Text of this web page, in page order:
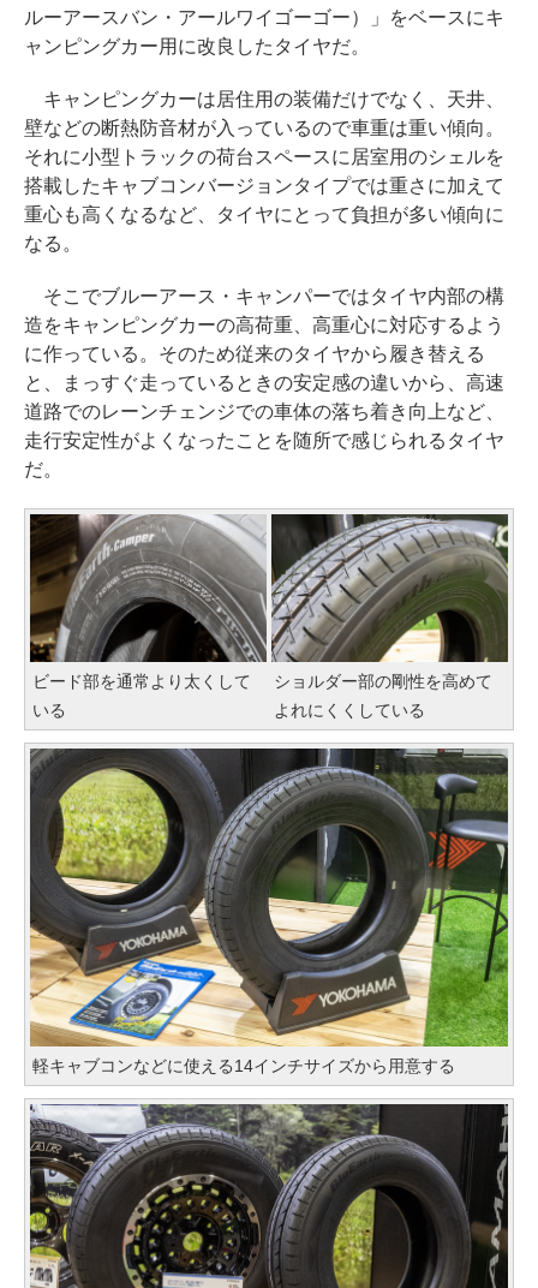
ルーアースバン・アールワイゴーゴー）」をベースにキ
ャンピングカー用に改良したタイヤだ。
キャンピングカーは居住用の装備だけでなく、天井、
壁などの断熱防音材が入っているので車重は重い傾向。
それに小型トラックの荷台スペースに居室用のシェルを
搭載したキャブコンバージョンタイプでは重さに加えて
重心も高くなるなど、タイヤにとって負担が多い傾向に
なる。
そこでブルーアース・キャンパーではタイヤ内部の構
造をキャンピングカーの高荷重、高重心に対応するよう
に作っている。そのため従来のタイヤから履き替える
と、まっすぐ走っているときの安定感の違いから、高速
道路でのレーンチェンジでの車体の落ち着き向上など、
走行安定性がよくなったことを随所で感じられるタイヤ
だ。
ビード部を通常より太くして
いる
ショルダー部の剛性を高めて
よれにくくしている
軽キャブコンなどに使える14インチサイズから用意する